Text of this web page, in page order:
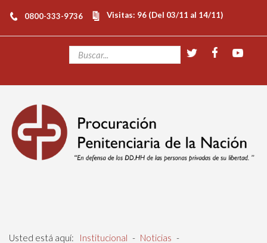
0800-333-9736 Visitas: 96 (Del 03/11 al 14/11)
Usted está aquí: Institucional - Noticias -